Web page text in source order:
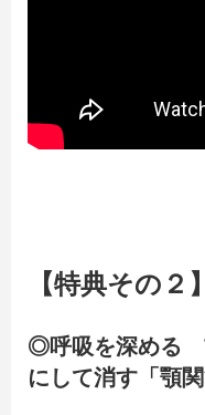
【特典その２】
◎呼吸を深める
にして消す「顎関